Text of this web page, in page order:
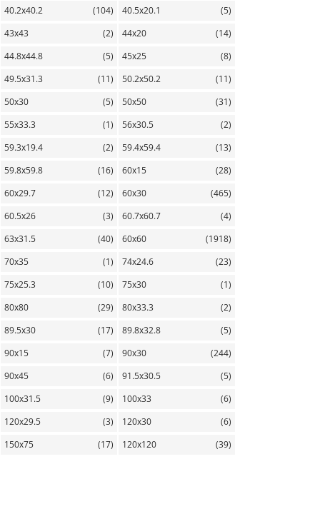
40.2х40.2 (104) 40.5х20.1
(5)
43х43 (2) 44х20
(14)
44.8х44.8 (5) 45х25
(8)
49.5х31.3 (11) 50.2х50.2
(11)
50х30 (5) 50х50
(31)
55х33.3 (1) 56х30.5
(2)
59.3х19.4 (2) 59.4х59.4
(13)
59.8х59.8 (16) 60х15
(28)
60х29.7 (12) 60х30
(465)
60.5х26 (3) 60.7х60.7
(4)
63х31.5 (40) 60х60
(1918)
70х35 (1) 74х24.6
(23)
75х25.3 (10) 75х30
(1)
80х80 (29) 80х33.3
(2)
89.5х30 (17) 89.8х32.8
(5)
90х15 (7) 90х30
(244)
90х45 (6) 91.5х30.5
(5)
100х31.5 (9) 100х33
(6)
120х29.5 (3) 120х30
(6)
150х75 (17) 120х120
(39)